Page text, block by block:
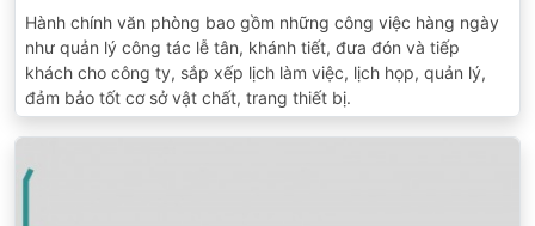
Hành chính văn phòng bao gồm những công việc hàng ngày
như quản lý công tác lễ tân, khánh tiết, đưa đón và tiếp
khách cho công ty, sắp xếp lịch làm việc, lịch họp, quản lý,
đảm bảo tốt cơ sở vật chất, trang thiết bị.